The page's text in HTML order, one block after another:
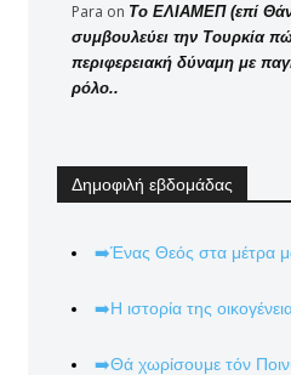
Para on Το ΕΛΙΑΜΕΠ (επί
συμβουλεύει την Τουρκία
περιφερειακή δύναμη με
ρόλο..
Δημοφιλή εβδομάδας
➡️Ένας Θεός στα μέτρα
➡️Η ιστορία της
➡️Θά χωρίσουμε τόν